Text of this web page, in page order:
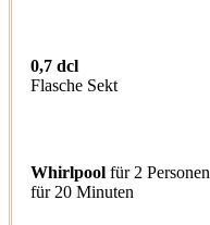
0,7 dcl
Flasche Sekt
Whirlpool für 2 Personen
für 20 Minuten